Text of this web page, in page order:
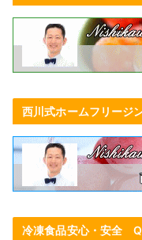
西川式ホームフリージ
冷凍食品安心・安全